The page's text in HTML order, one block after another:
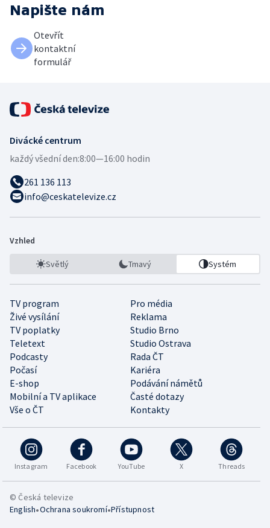
Napište nám
Otevřít
kontaktní
formulář
Divácké centrum
každý všední den:8:00—16:00 hodin
261 136 113
info@ceskatelevize.cz
Vzhled
Světlý Tmavý Systém
TV program
Pro média
Živé vysílání
Reklama
TV poplatky
Studio Brno
Teletext
Studio Ostrava
Podcasty
Rada ČT
Počasí
Kariéra
E-shop
Podávání námětů
Mobilní a TV aplikace
Časté dotazy
Vše o ČT
Kontakty
Instagram Facebook YouTube X Threads
© Česká televize
English•Ochrana soukromí•Přístupnost